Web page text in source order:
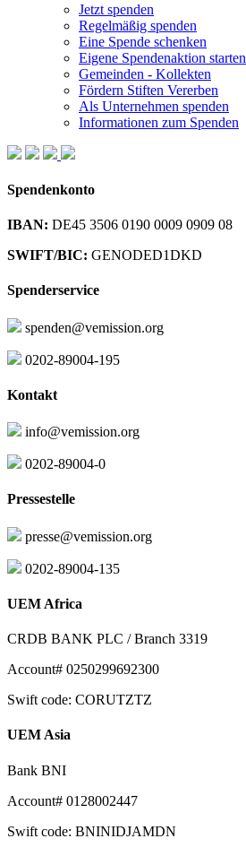
Jetzt spenden
Regelmäßig spenden
Eine Spende schenken
Eigene Spendenaktion starten
Gemeinden - Kollekten
Fördern Stiften Vererben
Als Unternehmen spenden
Informationen zum Spenden
Spendenkonto
IBAN: DE45 3506 0190 0009 0909 08
SWIFT/BIC: GENODED1DKD
Spenderservice
spenden@vemission.org
0202-89004-195
Kontakt
info@vemission.org
0202-89004-0
Pressestelle
presse@vemission.org
0202-89004-135
UEM Africa
CRDB BANK PLC / Branch 3319
Account# 0250299692300
Swift code: CORUTZTZ
UEM Asia
Bank BNI
Account# 0128002447
Swift code: BNINIDJAMDN